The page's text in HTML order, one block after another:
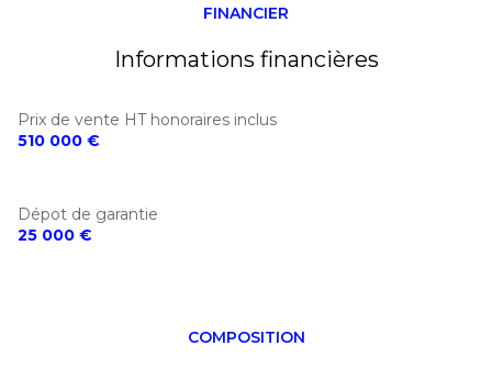
FINANCIER
Informations financières
Prix de vente HT honoraires inclus
510 000 €
Dépot de garantie
25 000 €
COMPOSITION